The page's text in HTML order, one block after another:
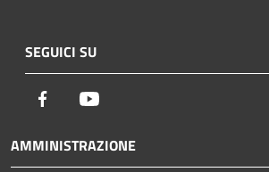
SEGUICI SU
Facebook
AMMINISTRAZIONE